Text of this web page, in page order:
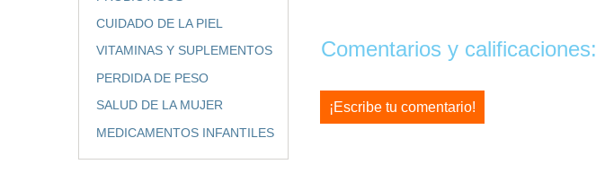
CUIDADO DE LA PIEL
VITAMINAS Y SUPLEMENTOS
PERDIDA DE PESO
SALUD DE LA MUJER
MEDICAMENTOS INFANTILES
Comentarios y calificaciones:
¡Escribe tu comentario!